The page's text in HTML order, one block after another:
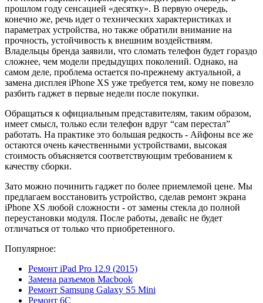
прошлом году сенсацией «десятку». В первую очередь,
конечно же, речь идет о технических характеристиках и
параметрах устройства, но также обратили внимание на
прочность, устойчивость к внешним воздействиям.
Владельцы бренда заявили, что сломать телефон будет гораздо
сложнее, чем модели предыдущих поколений. Однако, на
самом деле, проблема остается по-прежнему актуальной, а
замена дисплея iPhone XS уже требуется тем, кому не повезло
разбить гаджет в первые недели после покупки.
Обращаться к официальным представителям, таким образом,
имеет смысл, только если телефон вдруг “сам перестал”
работать. На практике это большая редкость - Айфоны все же
остаются очень качественными устройствами, высокая
стоимость объясняется соответствующим требованием к
качеству сборки.
Зато можно починить гаджет по более приемлемой цене. Мы
предлагаем восстановить устройство, сделав ремонт экрана
iPhone XS любой сложности - от замены стекла до полной
переустановки модуля. После работы, девайс не будет
отличаться от только что приобретенного.
Популярное:
Ремонт iPad Pro 12.9 (2015)
Замена разъемов Macbook
Ремонт Samsung Galaxy S5 Mini
Ремонт 6C